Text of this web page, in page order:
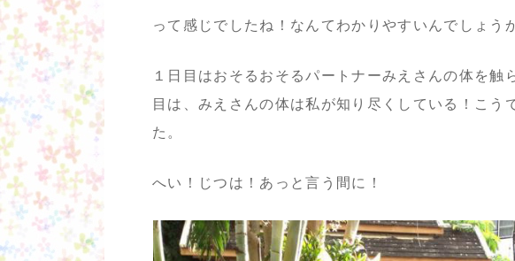
って感じでしたね！なんてわかりやすいんでしょう
１日目はおそるおそるパートナーみえさんの体を触
目は、みえさんの体は私が知り尽くしている！こう
た。
へい！じつは！あっと言う間に！